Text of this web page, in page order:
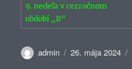
9. nedeľa v cezročnom
období „B“
Autor
admin Publikované
26. mája 2024